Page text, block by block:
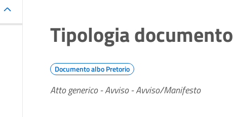
Tipologia documento
Documento albo Pretorio
Atto generico - Avviso - Avviso/Manifesto